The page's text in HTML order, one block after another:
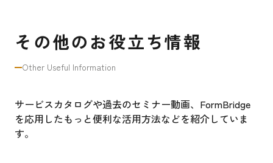
その他のお役立ち情報
Other Useful Information
サービスカタログや過去のセミナー動画、FormBridge
を応用したもっと便利な活用方法などを紹介していま
す。